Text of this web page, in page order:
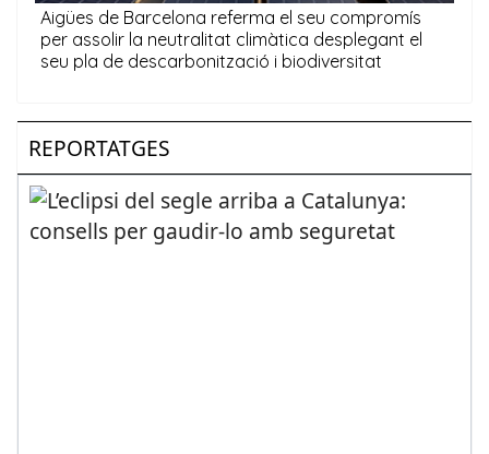
REPORTATGES